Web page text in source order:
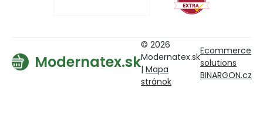
Modernatex.sk
© 2026
Modernatex.sk
| Mapa
stránok
Ecommerce
solutions
BINARGON.cz